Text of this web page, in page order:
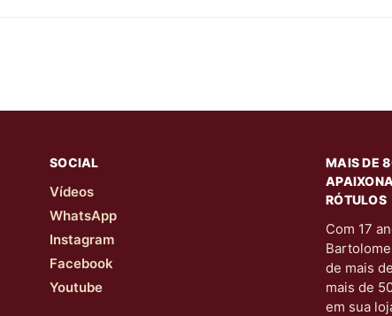
SOCIAL
Vídeos
WhatsApp
Instagram
Facebook
Youtube
MAIS DE
RÓTULOS
Com 17
de mais
mais de
em sua